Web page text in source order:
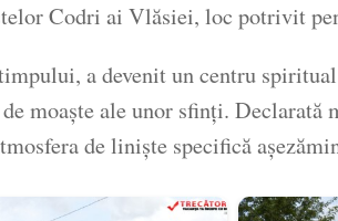
Codri ai Vlăsiei, loc potrivit
a devenit un centru
moaște ale unor sfinți.
de liniște specifică